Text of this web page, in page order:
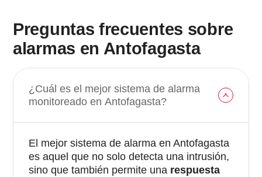
Preguntas frecuentes sobre
alarmas en Antofagasta
¿Cuál es el mejor sistema de alarma
monitoreado en Antofagasta?
El mejor sistema de alarma en Antofagasta
es aquel que no solo detecta una intrusión,
sino que también permite una respuesta